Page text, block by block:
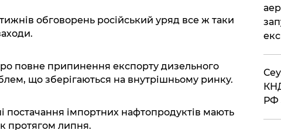
обговорень російський уряд все ж таки
повне припинення експорту дизельного
що зберігаються на внутрішньому ринку.
постачання імпортних нафтопродуктів мають
протягом липня.
РФ